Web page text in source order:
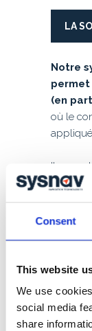
Consent
This website
We use
social media
share
LA
Notre
(en
où le
Il
de
de
pour